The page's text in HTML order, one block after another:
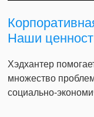
Наши
Хэдхантер
множество
социально-